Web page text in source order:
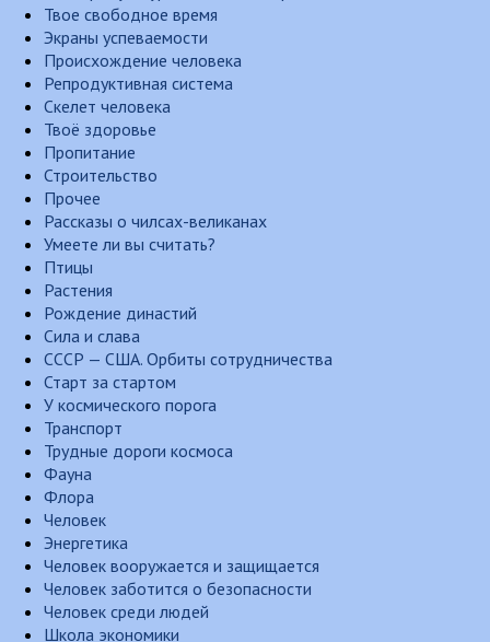
Твое свободное время
Экраны успеваемости
Происхождение человека
Репродуктивная система
Скелет человека
Твоё здоровье
Пропитание
Строительство
Прочее
Рассказы о чилсах-великанах
Умеете ли вы считать?
Птицы
Растения
Рождение династий
Сила и слава
СССР — США. Орбиты сотрудничества
Старт за стартом
У космического порога
Транспорт
Трудные дороги космоса
Фауна
Флора
Человек
Энергетика
Человек вооружается и защищается
Человек заботится о безопасности
Человек среди людей
Школа экономики